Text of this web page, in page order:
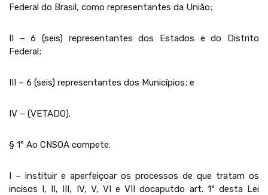
Federal do Brasil, como representantes da União;
II – 6 (seis) representantes dos Estados e do Distrito
Federal;
III – 6 (seis) representantes dos Municípios; e
IV – (VETADO).
§ 1º Ao CNSOA compete:
I – instituir e aperfeiçoar os processos de que tratam os
incisos I, II, III, IV, V, VI e VII docaputdo art. 1º desta Lei